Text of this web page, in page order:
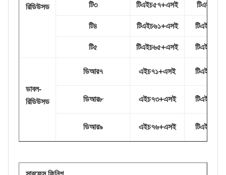
রিডিউসড
টি৩ টিএইচ৫৭+এসই টিএস২৭৫
টি৪ টিএইচ৬১+এসই টিএইচ৪১৫
টি৫ টিএইচ৬৫+এসই টিএইচ৪৩৫
ডাবল-
রিডিউসড
ডিআর৭ এইচ৭১+এসই টিএইচ৫২০
ডিআর৮ এইচ৭৩+এসই টিএইচ৫৫০
ডিআর৯ এইচ৭৬+এসই টিএইচ৬২০